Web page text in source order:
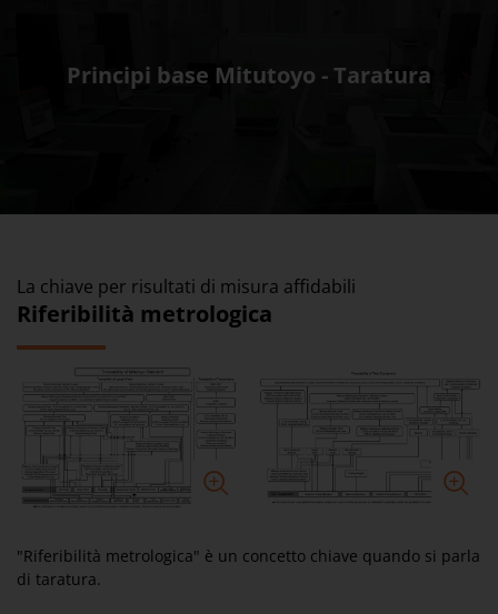
Principi base Mitutoyo - Taratura
La chiave per risultati di misura affidabili
Riferibilità metrologica
"Riferibilità metrologica" è un concetto chiave quando si parla
di taratura.